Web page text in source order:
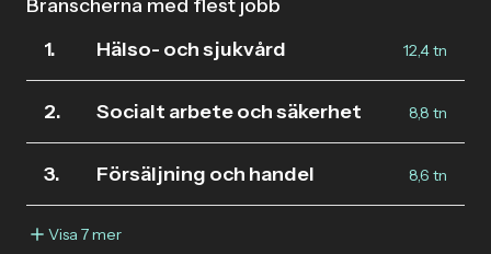
Branscherna med flest jobb
1.
Hälso- och sjukvård 12,4 tn
2. Socialt arbete och säkerhet 8,8 tn
3. Försäljning och handel 8,6 tn
Visa 7 mer